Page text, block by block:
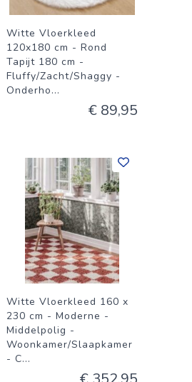
Witte Vloerkleed
120x180 cm - Rond
Tapijt 180 cm -
Fluffy/Zacht/Shaggy -
Onderho...
€ 89,95
Witte Vloerkleed 160 x
230 cm - Moderne -
Middelpolig -
Woonkamer/Slaapkamer
- C...